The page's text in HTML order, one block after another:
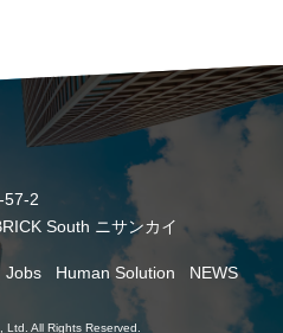
57-2
South ニサンカイ
Jobs Human Solution NEWS
All Rights Reserved.